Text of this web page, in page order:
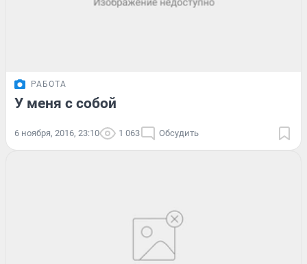
РАБОТА
У меня с собой
6 ноября, 2016, 23:10 1 063 Обсудить